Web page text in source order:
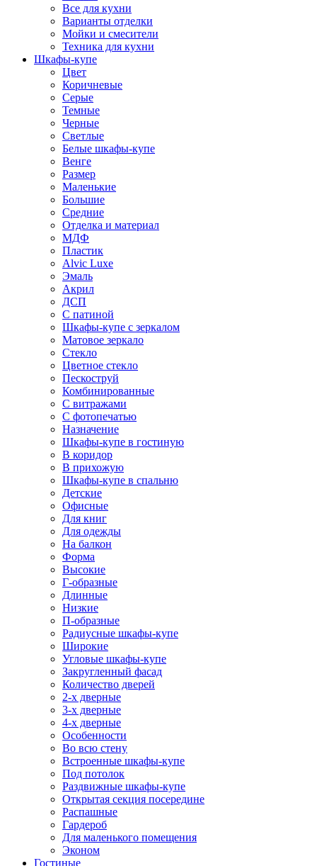
Все для кухни
Варианты отделки
Мойки и смесители
Техника для кухни
Шкафы-купе
Цвет
Коричневые
Серые
Темные
Черные
Светлые
Белые шкафы-купе
Венге
Размер
Маленькие
Большие
Средние
Отделка и материал
МДФ
Пластик
Alvic Luxe
Эмаль
Акрил
ДСП
С патиной
Шкафы-купе с зеркалом
Матовое зеркало
Стекло
Цветное стекло
Пескоструй
Комбинированные
С витражами
С фотопечатью
Назначение
Шкафы-купе в гостиную
В коридор
В прихожую
Шкафы-купе в спальню
Детские
Офисные
Для книг
Для одежды
На балкон
Форма
Высокие
Г-образные
Длинные
Низкие
П-образные
Радиусные шкафы-купе
Широкие
Угловые шкафы-купе
Закругленный фасад
Количество дверей
2-х дверные
3-х дверные
4-х дверные
Особенности
Во всю стену
Встроенные шкафы-купе
Под потолок
Раздвижные шкафы-купе
Открытая секция посередине
Распашные
Гардероб
Для маленького помещения
Эконом
Гостиные